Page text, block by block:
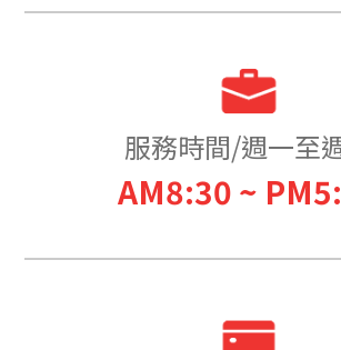
服務時間/週一至
AM8:30 ~